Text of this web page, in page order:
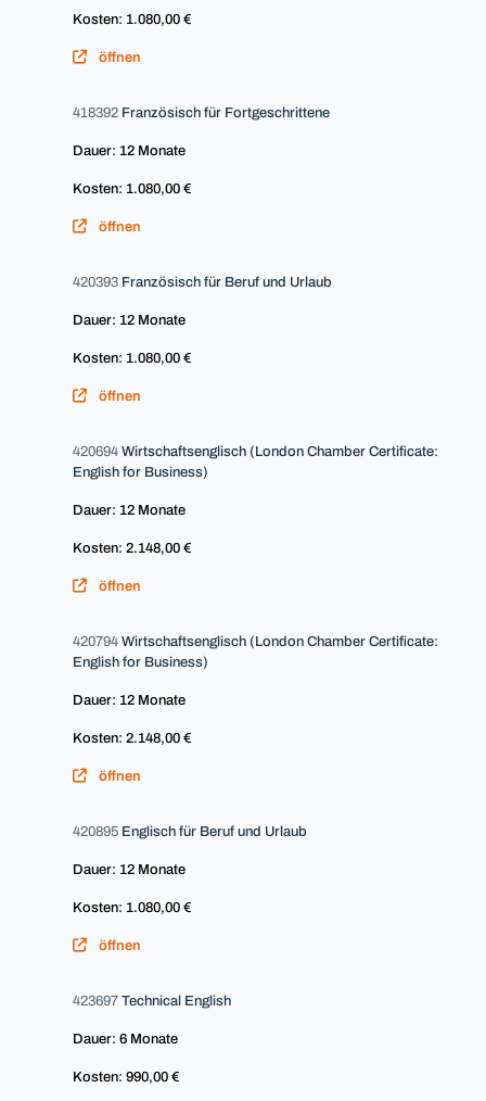
Kosten: 1.080,00 €
öffnen
418392 Französisch für Fortgeschrittene
Dauer: 12 Monate
Kosten: 1.080,00 €
öffnen
420393 Französisch für Beruf und Urlaub
Dauer: 12 Monate
Kosten: 1.080,00 €
öffnen
420694 Wirtschaftsenglisch (London Chamber Certificate:
English for Business)
Dauer: 12 Monate
Kosten: 2.148,00 €
öffnen
420794 Wirtschaftsenglisch (London Chamber Certificate:
English for Business)
Dauer: 12 Monate
Kosten: 2.148,00 €
öffnen
420895 Englisch für Beruf und Urlaub
Dauer: 12 Monate
Kosten: 1.080,00 €
öffnen
423697 Technical English
Dauer: 6 Monate
Kosten: 990,00 €